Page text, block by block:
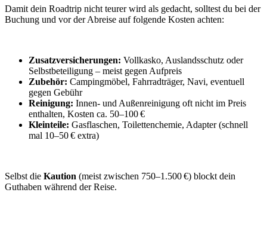
Damit dein Roadtrip nicht teurer wird als gedacht, solltest du bei der
Buchung und vor der Abreise auf folgende Kosten achten:
Zusatzversicherungen: Vollkasko, Auslandsschutz oder
Selbstbeteiligung – meist gegen Aufpreis
Zubehör: Campingmöbel, Fahrradträger, Navi, eventuell
gegen Gebühr
Reinigung: Innen- und Außenreinigung oft nicht im Preis
enthalten, Kosten ca. 50–100 €
Kleinteile: Gasflaschen, Toilettenchemie, Adapter (schnell
mal 10–50 € extra)
Selbst die Kaution (meist zwischen 750–1.500 €) blockt dein
Guthaben während der Reise.